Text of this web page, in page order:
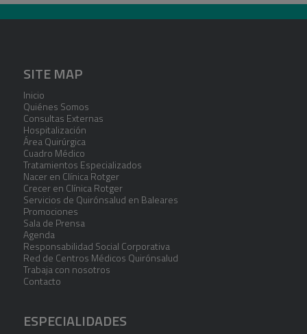
SITE MAP
Inicio
Quiénes Somos
Consultas Externas
Hospitalización
Área Quirúrgica
Cuadro Médico
Tratamientos Especializados
Nacer en Clínica Rotger
Crecer en Clínica Rotger
Servicios de Quirónsalud en Baleares
Promociones
Sala de Prensa
Agenda
Responsabilidad Social Corporativa
Red de Centros Médicos Quirónsalud
Trabaja con nosotros
Contacto
ESPECIALIDADES